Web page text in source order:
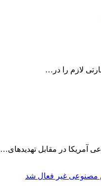
لازم را در…
آمریکا در مقابل تهدیدهای…